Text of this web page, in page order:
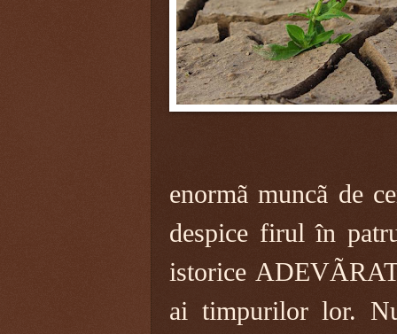
enormã muncã de
despice firul în
istorice
ai timpurilor lor.